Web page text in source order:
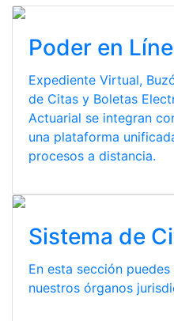
Poder en
Expediente Virtual,
de Citas y Boletas
Actuarial se integran
una plataforma
procesos a distancia.
Sistema de
En esta sección
nuestros órganos